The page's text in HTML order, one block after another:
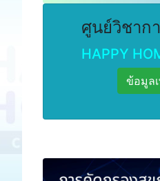
ศูนย์วิชาก
HAPPY
ข้อมูล